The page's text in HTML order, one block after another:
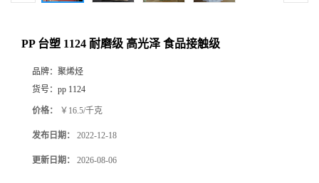
PP 台塑 1124 耐磨级 高光泽 食品接触级
品牌： 聚烯烃
货号： pp 1124
价格： ￥16.5/千克
发布日期： 2022-12-18
更新日期： 2026-08-06